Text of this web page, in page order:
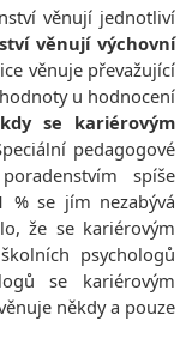
věnují jednotliví
věnují výchovní
věnuje převažující
u hodnocení
se kariérovým
pedagogové
spíše
% se jím nezabývá
že se kariérovým
psychologů
se kariérovým
někdy a pouze